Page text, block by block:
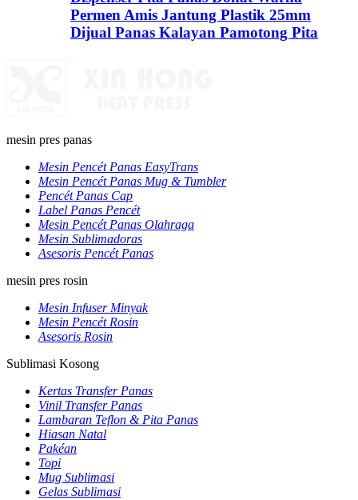
Permen Amis Jantung Plastik 25mm
Dijual Panas Kalayan Pamotong Pita
mesin pres panas
Mesin Pencét Panas EasyTrans
Mesin Pencét Panas Mug & Tumbler
Pencét Panas Cap
Label Panas Pencét
Mesin Pencét Panas Olahraga
Mesin Sublimadoras
Asesoris Pencét Panas
mesin pres rosin
Mesin Infuser Minyak
Mesin Pencét Rosin
Asesoris Rosin
Sublimasi Kosong
Kertas Transfer Panas
Vinil Transfer Panas
Lambaran Teflon & Pita Panas
Hiasan Natal
Pakéan
Topi
Mug Sublimasi
Gelas Sublimasi